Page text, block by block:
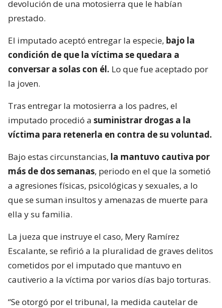
devolución de una motosierra que le habían
prestado.
El imputado aceptó entregar la especie, bajo la
condición de que la víctima se quedara a
conversar a solas con él. Lo que fue aceptado por
la joven.
Tras entregar la motosierra a los padres, el
imputado procedió a suministrar drogas a la
víctima para retenerla en contra de su voluntad.
Bajo estas circunstancias, la mantuvo cautiva por
más de dos semanas, periodo en el que la sometió
a agresiones físicas, psicológicas y sexuales, a lo
que se suman insultos y amenazas de muerte para
ella y su familia.
La jueza que instruye el caso, Mery Ramírez
Escalante, se refirió a la pluralidad de graves delitos
cometidos por el imputado que mantuvo en
cautiverio a la víctima por varios días bajo torturas.
“Se otorgó por el tribunal, la medida cautelar de